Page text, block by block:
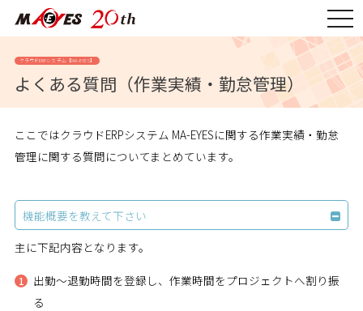
クラウドERPシステム【MA-EYES】
よくある質問（作業実績・勤怠管理）
ここではクラウドERPシステム MA-EYESに関する作業実績・勤怠
管理に関する質問についてまとめています。
機能概要を教えて下さい
主に下記内容となります。
出勤～退勤時間を登録し、作業時間をプロジェクトへ割り振
る